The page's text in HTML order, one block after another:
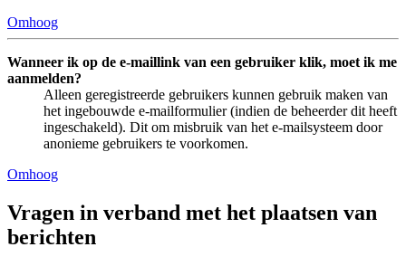
Omhoog
Wanneer ik op de e-maillink van een gebruiker klik, moet ik me
aanmelden?
Alleen geregistreerde gebruikers kunnen gebruik maken van
het ingebouwde e-mailformulier (indien de beheerder dit heeft
ingeschakeld). Dit om misbruik van het e-mailsysteem door
anonieme gebruikers te voorkomen.
Omhoog
Vragen in verband met het plaatsen van
berichten